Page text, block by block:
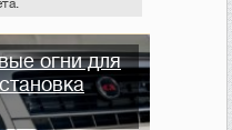
огни для